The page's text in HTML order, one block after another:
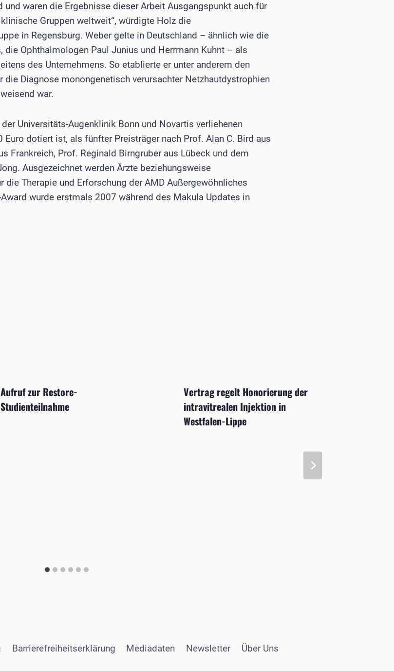
und waren die Ergebnisse dieser Arbeit Ausgangspunkt auch für
Gruppen weltweit“, würdigte Holz die
in Regensburg. Weber gelte in Deutschland – ähnlich wie die
die Ophthalmologen Paul Junius und Herrmann Kuhnt – als
des Unternehmens. So etablierte er unter anderem den
die Diagnose monongenetisch verursachter Netzhautdystrophien
war.
Universitäts-Augenklinik Bonn und Novartis verliehenen
Euro dotiert ist, als fünfter Preisträger nach Prof. Alan C. Bird aus
Frankreich, Prof. Reginald Birngruber aus Lübeck und dem
Ausgezeichnet werden Ärzte beziehungsweise
die Therapie und Erforschung der AMD Außergewöhnliches
wurde erstmals 2007 während des Makula Updates in
Aufruf zur Restore-
Studienteilnahme
Vertrag regelt Honorierung der
intravitrealen Injektion in
Westfalen-Lippe
Barrierefreiheitserklärung Mediadaten Newsletter Über Uns